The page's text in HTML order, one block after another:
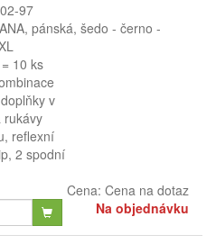
97
pánská, šedo - černo -
10 ks
v
rukávy
reflexní
2 spodní
Cena: Cena na dotaz
Na objednávku